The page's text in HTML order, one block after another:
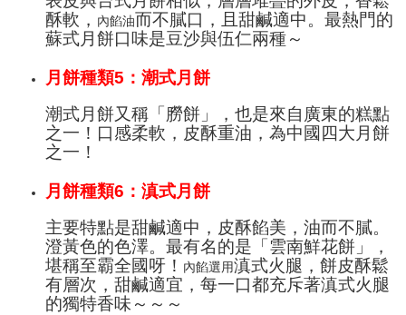
酥軟， 內餡油而不膩口 ，且 甜鹹適中。 最熱門的
蘇式月餅口味是豆沙與伍仁兩種～
月餅種類5：潮式月餅
潮式月餅又稱「 朥餅」，也是來自廣東的糕點
之一！ 口感柔軟， 皮酥重油 ，為中國四大月餅
之一！
月餅種類6：滇式月餅
主要特點是甜鹹適中，皮酥餡美，油而不膩。
澄黃色的色澤。最有名的是「 雲南鮮花餅」，
堪稱至霸全國呀！ 內餡選用滇式火腿 ，餅皮酥鬆
有層次，甜鹹適宜， 每一口都充斥著滇式火腿
的獨特香味～～～